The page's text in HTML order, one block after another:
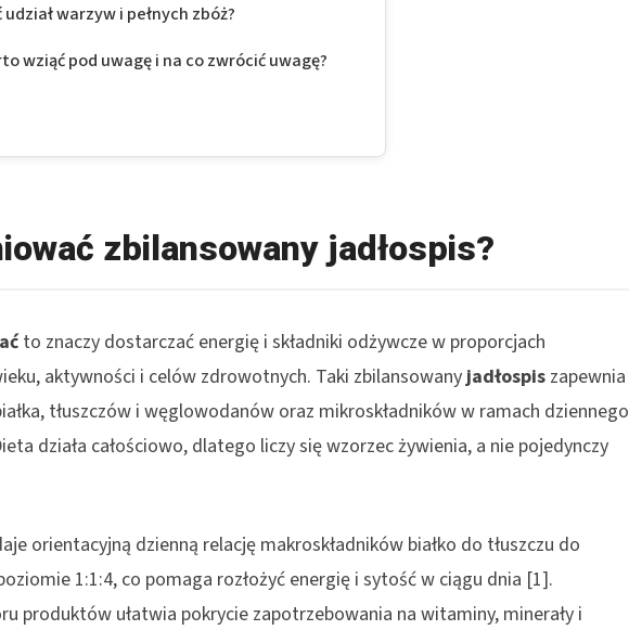
warzyw i pełnych zbóż?
wziąć pod uwagę i na co zwrócić uwagę?
zbilansowany jadłospis?
to znaczy dostarczać energię i składniki odżywcze w proporcjach
aktywności i celów zdrowotnych. Taki zbilansowanyjadłospis zapewnia
tłuszczów i węglowodanów oraz mikroskładników w ramach dziennego
działa całościowo, dlatego liczy się wzorzec żywienia, a nie pojedynczy
orientacyjną dzienną relację makroskładników białko do tłuszczu do
1:1:4, co pomaga rozłożyć energię i sytość w ciągu dnia [1].
produktów ułatwia pokrycie zapotrzebowania na witaminy, minerały i